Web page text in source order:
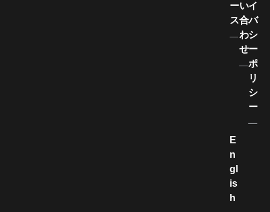
ー
ス
い
合
わ
せ
イ
バ
シ
ー
ポ
リ
シ
ー
E
n
gl
is
h